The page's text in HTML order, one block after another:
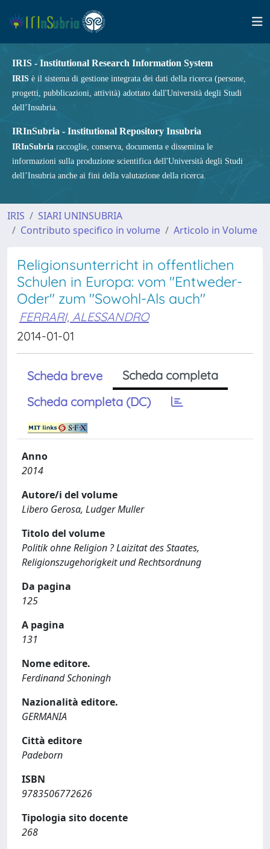
IRIS - Institutional Research Information System
IRIS è il sistema di gestione integrata dei dati della ricerca (persone,
progetti, pubblicazioni, attività) adottato dall'Università degli Studi
dell’Insubria.
IRInSubria - Institutional Repository Insubria
IRInSubria raccoglie, conserva, documenta e dissemina le
informazioni sulla produzione scientifica dell'Università degli Studi
dell’Insubria anche ai fini della valutazione della ricerca.
IRIS
SIARI UNINSUBRIA
Contributo specifico in volume
Articolo in Volume
Religionsunterricht in offentlichen
Schulen in Europa: vom "Entweder-
Oder" zum "Sowohl-Als auch"
FERRARI, ALESSANDRO
2014-01-01
Scheda breve
Scheda completa
Scheda completa (DC)
Anno
2014
Autore/i del volume
Libero Gerosa, Ludger Muller
Titolo del volume
Politik ohne Religion ? Laizitat des Staates,
Religionszugehorigkeit und Rechtsordnung
Da pagina
125
A pagina
131
Nome editore.
Ferdinand Schoningh
Nazionalità editore.
GERMANIA
Città editore
Padeborn
ISBN
9783506772626
Tipologia sito docente
268